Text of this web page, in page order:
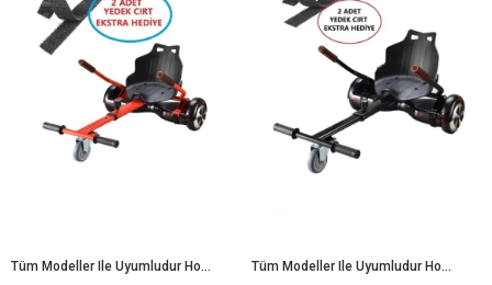
Tüm Modeller Ile Uyumludur Hoverkart Elektrikli Kaykay Hoverboard Aparatı 2 Adet Yedek Cırt Hediye) Tüm Modeller Ile Uyumludur Hoverkart Elektrikli Kaykay Hoverboard Aparatı(2 Adet Yedek Cırt Hediye)